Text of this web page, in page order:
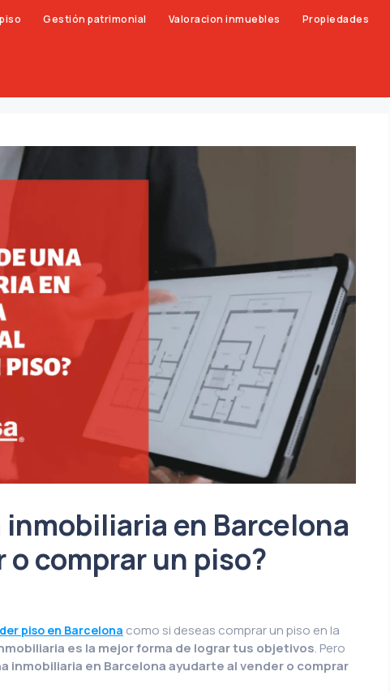
Gestión patrimonial Valoracion inmuebles Propiedades
en Barcelona
comprar un piso?
piso en Barcelona como si deseas comprar un piso en la
es la mejor forma de lograr tus objetivos. Pero
inmobiliaria en Barcelona ayudarte al vender o comprar